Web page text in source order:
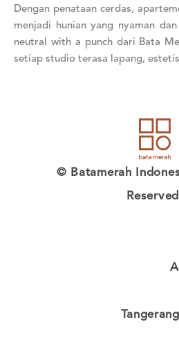
Dengan penataan cerdas,
menjadi hunian yang nyaman
neutral with a punch dari Bata
setiap studio terasa lapang,
© Batamerah